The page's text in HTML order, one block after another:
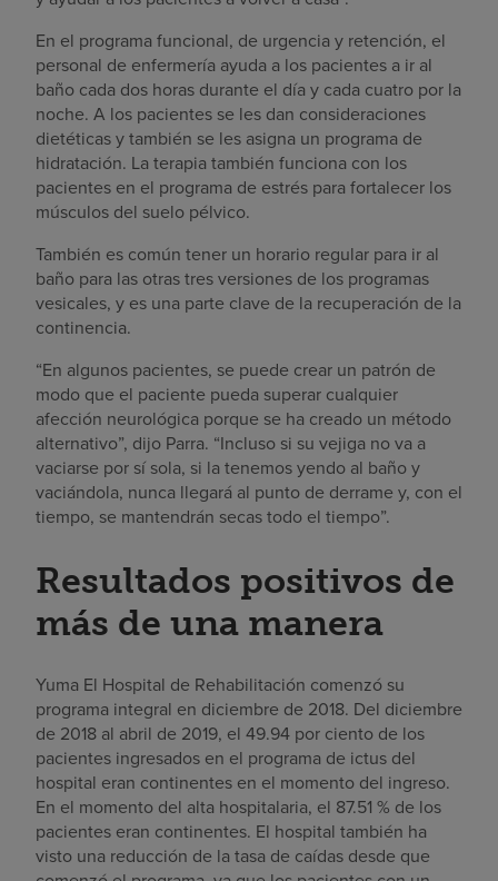
En el programa funcional, de urgencia y retención, el
personal de enfermería ayuda a los pacientes a ir al
baño cada dos horas durante el día y cada cuatro por la
noche. A los pacientes se les dan consideraciones
dietéticas y también se les asigna un programa de
hidratación. La terapia también funciona con los
pacientes en el programa de estrés para fortalecer los
músculos del suelo pélvico.
También es común tener un horario regular para ir al
baño para las otras tres versiones de los programas
vesicales, y es una parte clave de la recuperación de la
continencia.
“En algunos pacientes, se puede crear un patrón de
modo que el paciente pueda superar cualquier
afección neurológica porque se ha creado un método
alternativo”, dijo Parra. “Incluso si su vejiga no va a
vaciarse por sí sola, si la tenemos yendo al baño y
vaciándola, nunca llegará al punto de derrame y, con el
tiempo, se mantendrán secas todo el tiempo”.
Resultados positivos de
más de una manera
Yuma El Hospital de Rehabilitación comenzó su
programa integral en diciembre de 2018. Del diciembre
de 2018 al abril de 2019, el 49.94 por ciento de los
pacientes ingresados en el programa de ictus del
hospital eran continentes en el momento del ingreso.
En el momento del alta hospitalaria, el 87.51 % de los
pacientes eran continentes. El hospital también ha
visto una reducción de la tasa de caídas desde que